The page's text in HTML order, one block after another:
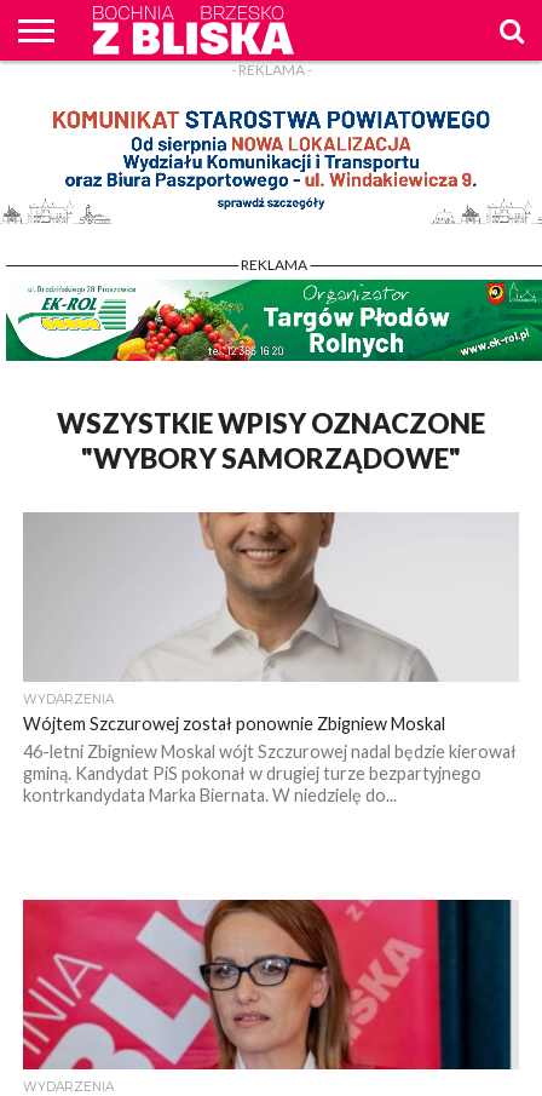
WPROST
REKLAM
- REKLAMA -
- REKLAMA -
WSZYSTKIE WPISY OZNACZONE
"WYBORY SAMORZĄDOWE"
WYDARZENIA
Wójtem Szczurowej został ponownie Zbigniew Moskal
46-letni Zbigniew Moskal wójt Szczurowej nadal będzie kierował
gminą. Kandydat PiS pokonał w drugiej turze bezpartyjnego
kontrkandydata Marka Biernata. W niedzielę do...
WYDARZENIA